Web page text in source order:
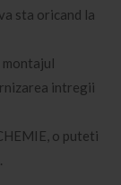
sta oricand la
intregii
o puteti
.